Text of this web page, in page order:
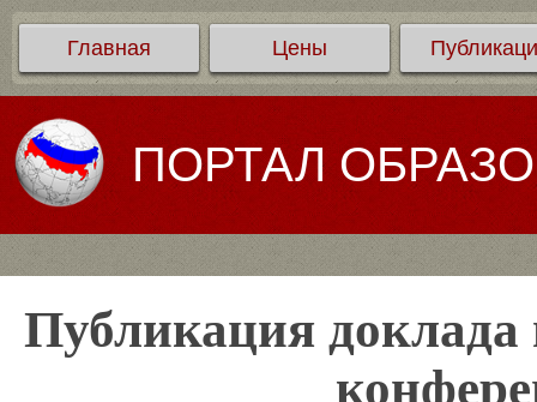
Главная Цены
ПОРТАЛ
Публикация доклада